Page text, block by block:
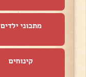
מתכוני ילדים
קינוחים